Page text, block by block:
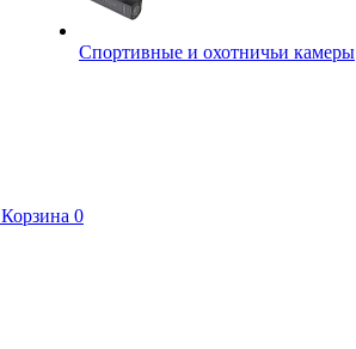
Спортивные и охотничьи камеры
Корзина 0